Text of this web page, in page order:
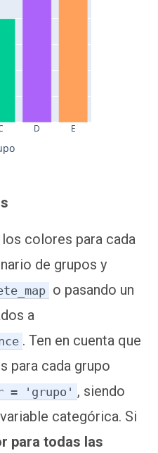
D E
colores para cada
de grupos y
o pasando un
a
. Ten en cuenta que
para cada grupo
= 'grupo' , siendo
categórica. Si
para todas las